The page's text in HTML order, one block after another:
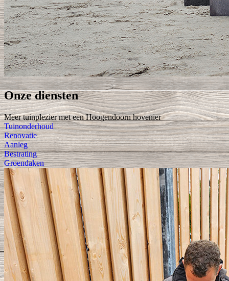
Onze diensten
Meer tuinplezier met een Hoogendoorn hovenier
Tuinonderhoud
Renovatie
Aanleg
Bestrating
Groendaken